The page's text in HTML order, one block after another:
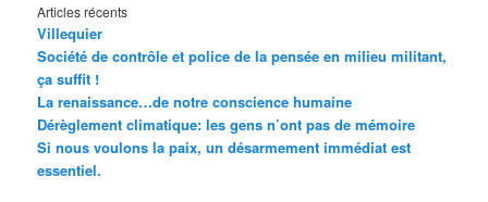
Articles récents
Villequier
Société de contrôle et police de la pensée en milieu militant,
ça suffit !
La renaissance…de notre conscience humaine
Dérèglement climatique: les gens n’ont pas de mémoire
Si nous voulons la paix, un désarmement immédiat est
essentiel.